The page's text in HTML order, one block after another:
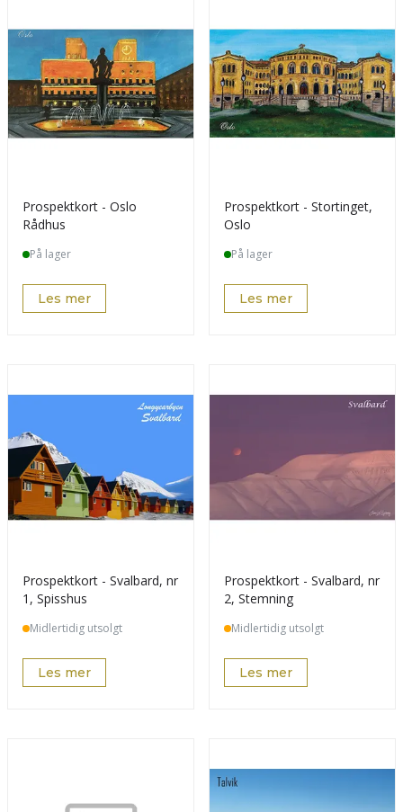
Prospektkort - Oslo
Rådhus
På lager
Les mer
Prospektkort - Stortinget,
Oslo
På lager
Les mer
Prospektkort - Svalbard, nr
1, Spisshus
Midlertidig utsolgt
Les mer
Prospektkort - Svalbard, nr
2, Stemning
Midlertidig utsolgt
Les mer